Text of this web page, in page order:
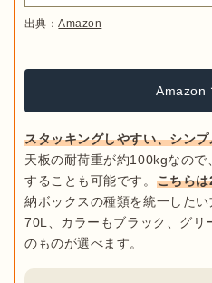
出典：Amazon
Amazon
スタッキングしやすい、シン
天板の耐荷重が約100kgなの
することも可能です。 こちら
納ボックスの種類を統一した
70L、カラーもブラック、グリ